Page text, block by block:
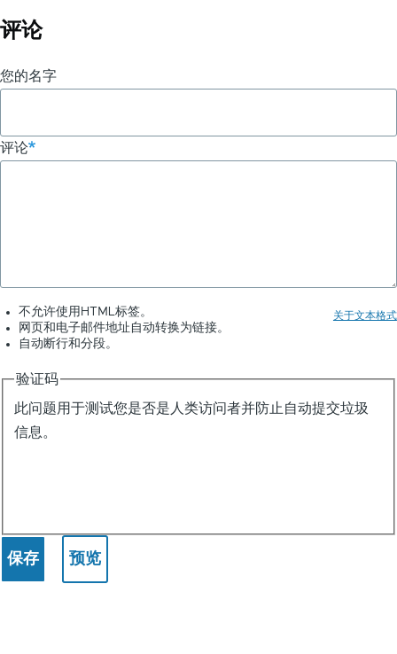
评论
您的名字
评论
关于文本格式
不允许使用HTML标签。
网页和电子邮件地址自动转换为链接。
自动断行和分段。
验证码
此问题用于测试您是否是人类访问者并防止自动提交垃圾
信息。